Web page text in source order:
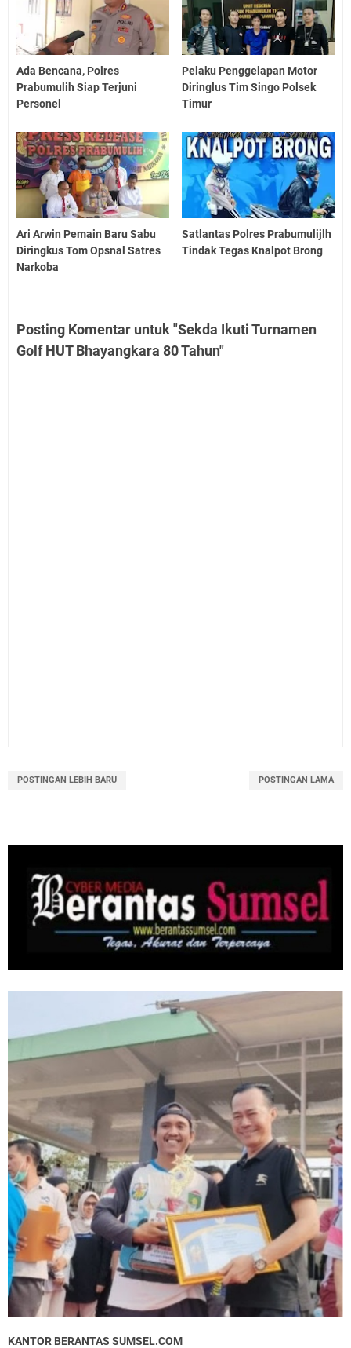
Ada Bencana, Polres
Prabumulih Siap Terjuni
Personel
Pelaku Penggelapan Motor
Diringlus Tim Singo Polsek
Timur
Ari Arwin Pemain Baru Sabu
Diringkus Tom Opsnal Satres
Narkoba
Satlantas Polres Prabumulijlh
Tindak Tegas Knalpot Brong
Posting Komentar untuk "Sekda Ikuti Turnamen
Golf HUT Bhayangkara 80 Tahun"
POSTINGAN LEBIH BARU POSTINGAN LAMA
KANTOR BERANTAS SUMSEL.COM